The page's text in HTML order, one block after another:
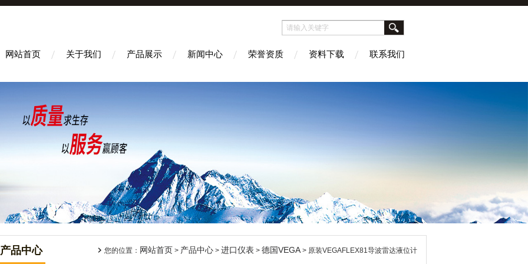
网站首页 关于我们 产品展示 新闻中心 荣誉资质 资料下载 联系我们
产品中心 您的位置： 网站首页 > 产品中心 > 进口仪表 > 德国VEGA> 原装VEGAFLEX81导波雷达液位计